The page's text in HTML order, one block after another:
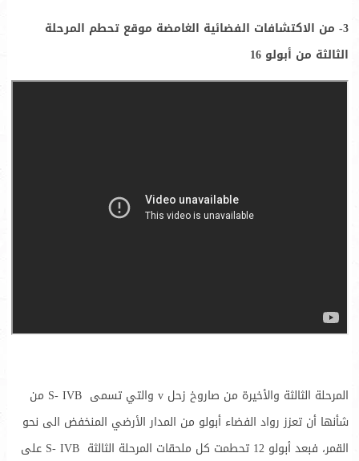
3- من الاكتشافات الفضائية الغامضة موقع تحطم المرحلة
الثالثة من أبولو 16
المرحلة الثالثة والأخيرة من صاروخ زحل v والتي تسمى S- IVB من
شأنها أن تعزز رواد الفضاء أبولو من المدار الأرضي المنخفض الى نحو
القمر، فبعد أبولو 12 تحطمت كل ملحقات المرحلة الثالثة S- IVB على